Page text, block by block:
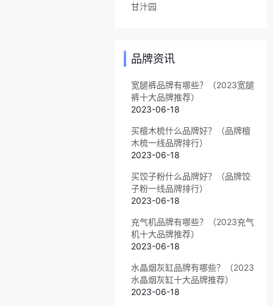
甘汁园
品牌资讯
宽腿裤品牌有哪些？（2023宽腿
裤十大品牌推荐）
2023-06-18
买檀木梳什么品牌好？（品牌檀
木梳一线品牌排行）
2023-06-18
买饺子粉什么品牌好？（品牌饺
子粉一线品牌排行）
2023-06-18
充气机品牌有哪些？（2023充气
机十大品牌推荐）
2023-06-18
水晶烟灰缸品牌有哪些？（2023
水晶烟灰缸十大品牌推荐）
2023-06-18